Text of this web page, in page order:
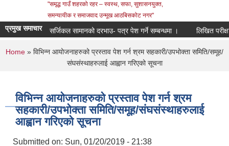
"समृद्ध गाउँ शहरको रहर – स्वस्थ, सफा, सुशासनयुक्त,
समन्यायीक र समाजवाद उन्मूख आठबिसकोट नगर"
प्रमुख समाचारसर्जिकल सामानको दरभाउ- पत्र पेश गर्ने सम्बन्धमा । लिखित परीक्षाको
You are here
Home » विभिन्न आयोजनाहरुको प्रस्ताव पेश गर्न श्रम सहकारी/उपभोक्ता समिति/समूह/
संघसंस्थाहरुलाई आह्वान गरिएको सूचना
विभिन्न आयोजनाहरुको प्रस्ताव पेश गर्न श्रम
सहकारी/उपभोक्ता समिति/समूह/संघसंस्थाहरुलाई
आह्वान गरिएको सूचना
Submitted on: Sun, 01/20/2019 - 21:38